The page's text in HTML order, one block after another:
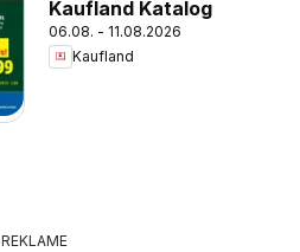
Kaufland Katalog
06.08. - 11.08.2026
Kaufland
REKLAME